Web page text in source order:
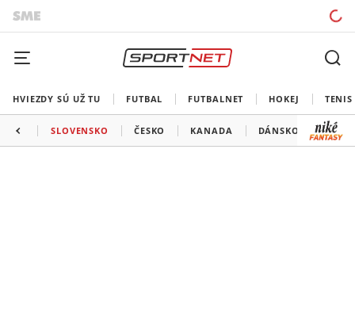
HVIEZDY SÚ UŽ TU FUTBAL FUTBALNET HOKEJ TENIS
SLOVENSKO ČESKO KANADA DÁNSKO